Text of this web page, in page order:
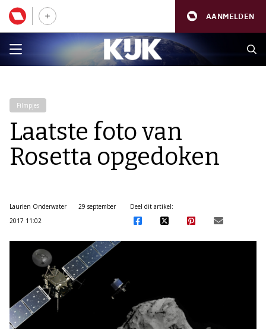
AANMELDEN
Filmpjes
Laatste foto van
Rosetta opgedoken
Laurien Onderwater
29 september
2017 11:02
Deel dit artikel: